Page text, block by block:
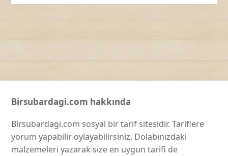
Birsubardagi.com hakkında
Birsubardagi.com sosyal bir tarif sitesidir. Tariflere
yorum yapabilir oylayabilirsiniz. Dolabınızdaki
malzemeleri yazarak size en uygun tarifi de